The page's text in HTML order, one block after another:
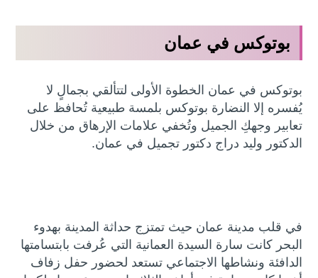
بوتوكس في عمان
بوتوكس في عمان الخطوة الأولى لتتألقي بجمالٍ لا
يُفسره إلا النضارة بوتوكس بلمسة طبيعية تُحافظ على
تعابير وجهكِ الجميل وتُخفي علامات الإرهاق من خلال
الدكتور وليد دراج دكتور تجميل في عمان.
في قلب مدينة عمان حيث تمتزج حداثة المدينة بهدوء
البحر كانت سارة السيدة العمانية التي عُرفت بابتسامتها
الدافئة ونشاطها الاجتماعي تستعد لحضور حفل زفاف